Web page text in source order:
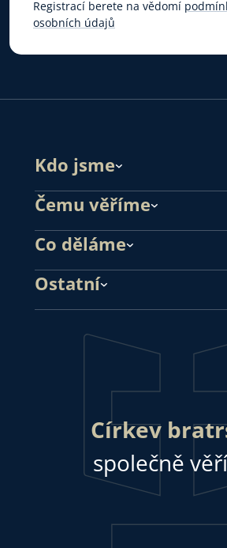
Registrací berete na vědomí
osobních údajů
Kdo jsme
Čemu věříme
Co děláme
Ostatní
Církev
společně